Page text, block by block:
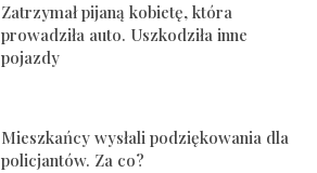
Zatrzymał pijaną kobietę, która
prowadziła auto. Uszkodziła inne
pojazdy
Mieszkańcy wysłali podziękowania dla
policjantów. Za co?